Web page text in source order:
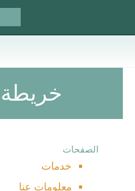
خريطة
الصفحات
خدمات
معلومات عنا